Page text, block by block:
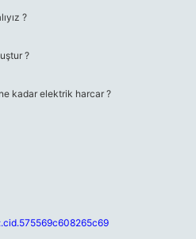
?
?
kadar elektrik harcar ?